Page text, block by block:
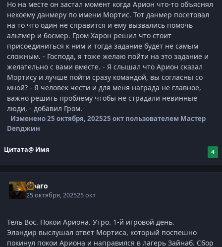
Но на месте он застал момент когда Арион что-то объяснял
некоему данмеру по имени Мортис. Тот данмер посетовал
на то что один не справится и ему вызвались помочь
альтмер и босмер. Гром Харон решил что стоит
присоединиться к ним и тогда задание будет не самым
сложным. - Господа, я тоже желаю пойти на это задание и
желательно с вами вместе. - Я слышал что Арион сказал
Мортису и лучше пойти сразу командой, вы согласны со
мной? - Я человек чести и для меня награда не главное,
важно решить проблему чтобы не страдали невинные
люди, - добавил Гром.
Изменено25 октября, 202525 октпользователем Мастер
Denджин
Цитата@ Имя 4
Драго
25 октября, 202525 окт
Тель Вос. Покои Ариона. Утро. 1-й игровой день.
Эландир выслушал ответ Мортиса, который поспешно
покинул покои Ариона и направился в лагерь Зайнаб. Сбор